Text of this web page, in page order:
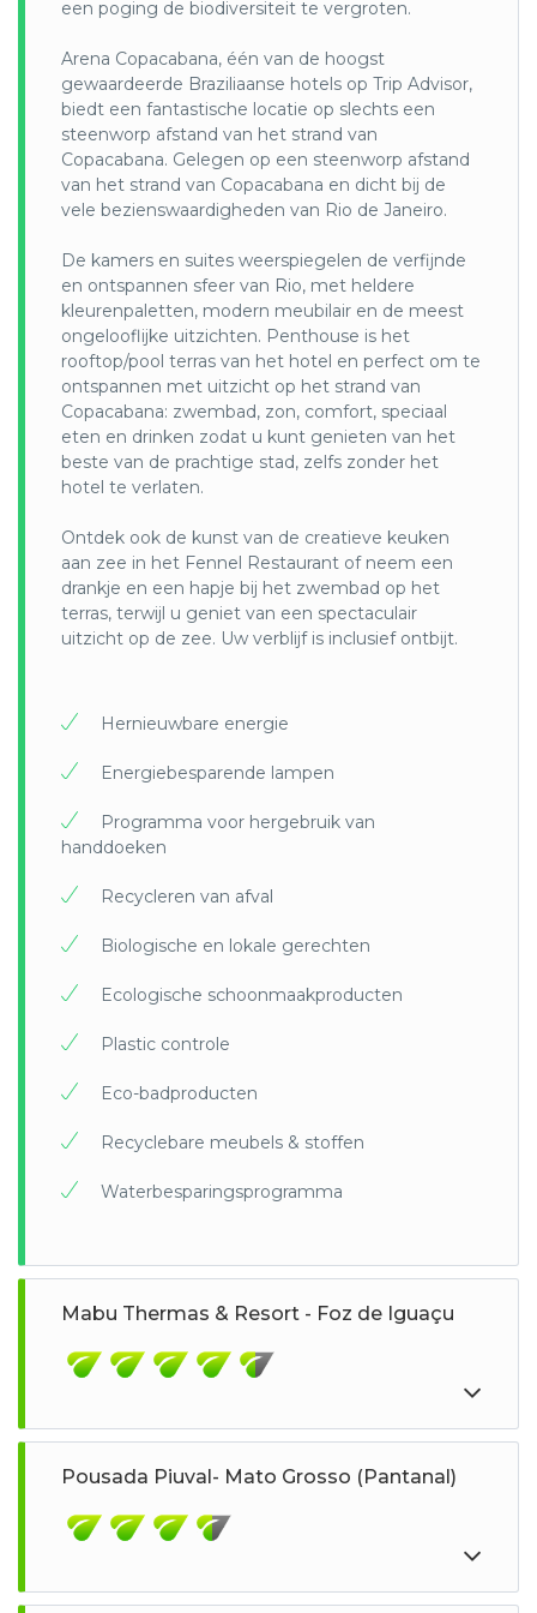
jaar na jaar wordt uitgeroepen tot één van de
dat het één van de meest gewilde paradijsjes ter
wereld is, geeft het lange stuk wit zand u het
gevoel dat u dit paradijselijke strand voor uzelf
alleen hebt.
WeTravelEco (50/50) een donatie van €25 aan één
van de volgende lokale projecten, die u bij uw
boeking kunt selecteren:
* Museu da Favela: Het MUF is een particuliere,
niet-gouvernementele organisatie, opgericht in
2008 door lokale bewoners die culturele leiders
Cantagalo. MUF werd opgericht een jaar voordat
de Pacifying Police Unit (UPP) op deze plaatsen
arriveerde; daarom stond het voor veel
uitdagingen.
In dit eerste territoriale museum over de
herinneringen en het culturele erfgoed van de
Favela, heeft de collectie ongeveer 20.000
stukken en hun collectie met verhalen over een
belangrijk en onbekend deel van de geschiedenis
van Rio de Janeiro. MUF verdedigt lokale
tegen de sociale segregatie van de favela's.
* AMPARA-project in Pantanal: Een NGO die
momenteel 2 verschillende bases heeft die de
dieren helpen die werden getroffen door de grote
bouw van een nieuw opvangcentrum in het
een poging de biodiversiteit te vergroten.
Arena Copacabana, één van de hoogst
gewaardeerde Braziliaanse hotels op Trip Advisor,
biedt een fantastische locatie op slechts een
steenworp afstand van het strand van
Copacabana. Gelegen op een steenworp afstand
van het strand van Copacabana en dicht bij de
vele bezienswaardigheden van Rio de Janeiro.
De kamers en suites weerspiegelen de verfijnde
en ontspannen sfeer van Rio, met heldere
kleurenpaletten, modern meubilair en de meest
ongelooflijke uitzichten. Penthouse is het
rooftop/pool terras van het hotel en perfect om te
ontspannen met uitzicht op het strand van
Copacabana: zwembad, zon, comfort, speciaal
eten en drinken zodat u kunt genieten van het
beste van de prachtige stad, zelfs zonder het
hotel te verlaten.
Ontdek ook de kunst van de creatieve keuken
aan zee in het Fennel Restaurant of neem een
drankje en een hapje bij het zwembad op het
terras, terwijl u geniet van een spectaculair
uitzicht op de zee. Uw verblijf is inclusief ontbijt.
Hernieuwbare energie
Energiebesparende lampen
Programma voor hergebruik van
handdoeken
Recycleren van afval
Biologische en lokale gerechten
Ecologische schoonmaakproducten
Plastic controle
Eco-badproducten
Recyclebare meubels & stoffen
Waterbesparingsprogramma
Mabu Thermas & Resort - Foz de Iguaçu
Pousada Piuval- Mato Grosso (Pantanal)